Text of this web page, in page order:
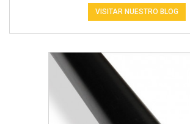
VISITAR NUESTRO BLOG